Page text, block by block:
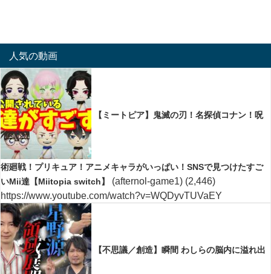
人気の動画
【ミートピア】鬼滅の刃！名探偵コナン！呪
術廻戦！プリキュア！アニメキャラがいっぱい！SNSで見つけたすご
いMii達【Miitopia switch】
(afternol-game1) (2,446)
https://www.youtube.com/watch?v=WQDyvTUVaEY
【不思議／創造】瞬間 わしらの脳内に溢れ出